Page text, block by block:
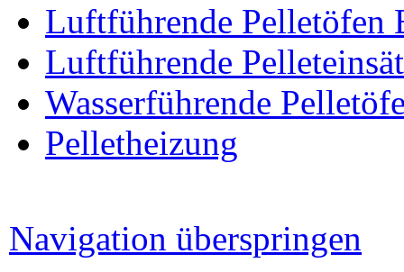
Luftführende Pelletöfen
Luftführende
Wasserführende
Pelletheizung
Navigation überspringen